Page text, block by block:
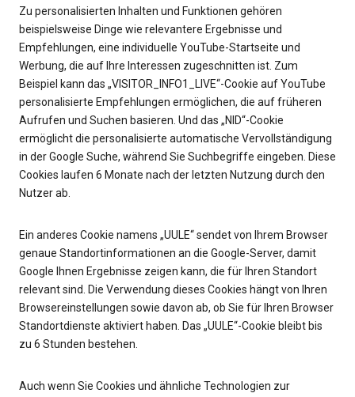
Zu personalisierten Inhalten und Funktionen gehören
beispielsweise Dinge wie relevantere Ergebnisse und
Empfehlungen, eine individuelle YouTube-Startseite und
Werbung, die auf Ihre Interessen zugeschnitten ist. Zum
Beispiel kann das „VISITOR_INFO1_LIVE“-Cookie auf YouTube
personalisierte Empfehlungen ermöglichen, die auf früheren
Aufrufen und Suchen basieren. Und das „NID“-Cookie
ermöglicht die personalisierte automatische Vervollständigung
in der Google Suche, während Sie Suchbegriffe eingeben. Diese
Cookies laufen 6 Monate nach der letzten Nutzung durch den
Nutzer ab.
Ein anderes Cookie namens „UULE“ sendet von Ihrem Browser
genaue Standortinformationen an die Google-Server, damit
Google Ihnen Ergebnisse zeigen kann, die für Ihren Standort
relevant sind. Die Verwendung dieses Cookies hängt von Ihren
Browsereinstellungen sowie davon ab, ob Sie für Ihren Browser
Standortdienste aktiviert haben. Das „UULE“-Cookie bleibt bis
zu 6 Stunden bestehen.
Auch wenn Sie Cookies und ähnliche Technologien zur